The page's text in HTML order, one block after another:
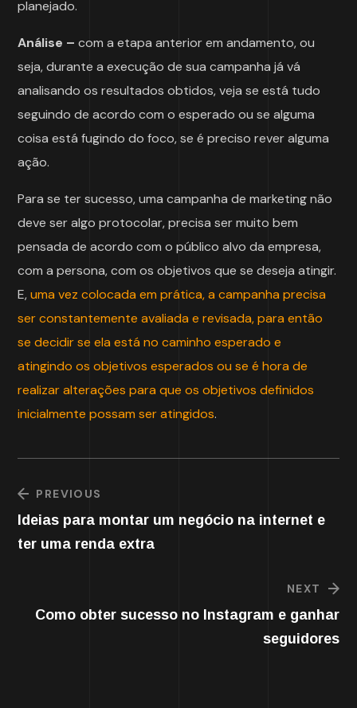
planejado.
Análise – com a etapa anterior em andamento, ou
seja, durante a execução de sua campanha já vá
analisando os resultados obtidos, veja se está tudo
seguindo de acordo com o esperado ou se alguma
coisa está fugindo do foco, se é preciso rever alguma
ação.
Para se ter sucesso, uma campanha de marketing não
deve ser algo protocolar, precisa ser muito bem
pensada de acordo com o público alvo da empresa,
com a persona, com os objetivos que se deseja atingir.
E,uma vez colocada em prática, a campanha precisa
ser constantemente avaliada e revisada, para então
se decidir se ela está no caminho esperado e
atingindo os objetivos esperados ou se é hora de
realizar alterações para que os objetivos definidos
inicialmente possam ser atingidos.
PREVIOUS
Ideias para montar um negócio na internet e
ter uma renda extra
NEXT
Como obter sucesso no Instagram e ganhar
seguidores